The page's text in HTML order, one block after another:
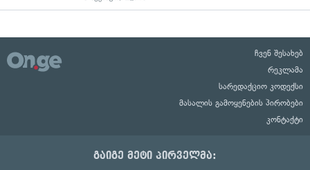
ჩვენ შესახებ
რეკლამა
სარედაქციო კოდექსი
მასალის გამოყენების პირობები
კონტაქტი
გაიგე მეტი პირველმა: